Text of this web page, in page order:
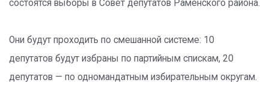
состоятся выборы в Совет депутатов Раменского района.
Они будут проходить по смешанной системе: 10
депутатов будут избраны по партийным спискам, 20
депутатов — по одномандатным избирательным округам.